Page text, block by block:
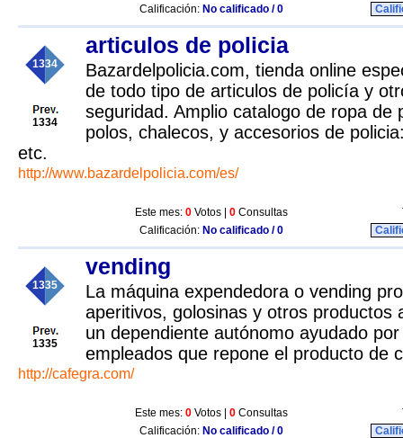
Calificación: No calificado / 0
1334
1334
articulos de policia
Bazardelpolicia.com, tienda online
de todo tipo de articulos de policía y
seguridad. Amplio catalogo de ropa de
polos, chalecos, y accesorios de
etc.
http://www.bazardelpolicia.com/es/
Este mes: 0 Votos | 0 Consultas
Calificación: No calificado / 0
1335
1335
vending
La máquina expendedora o vending
aperitivos, golosinas y otros productos
un dependiente autónomo ayudado
empleados que repone el producto de
http://cafegra.com/
Este mes: 0 Votos | 0 Consultas
Calificación: No calificado / 0